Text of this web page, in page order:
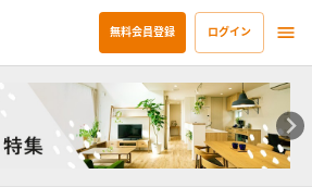
無料会員登録 ログイン